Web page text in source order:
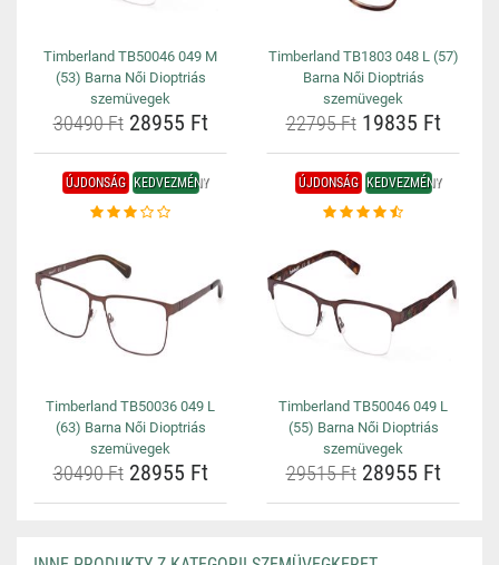
Timberland TB50046 049 M
(53) Barna Női Dioptriás
szemüvegek
30490 Ft28955 Ft
Timberland TB1803 048 L (57)
Barna Női Dioptriás
szemüvegek
22795 Ft19835 Ft
ÚJDONSÁG KEDVEZMÉNY
Timberland TB50036 049 L
(63) Barna Női Dioptriás
szemüvegek
30490 Ft28955 Ft
ÚJDONSÁG KEDVEZMÉNY
Timberland TB50046 049 L
(55) Barna Női Dioptriás
szemüvegek
29515 Ft28955 Ft